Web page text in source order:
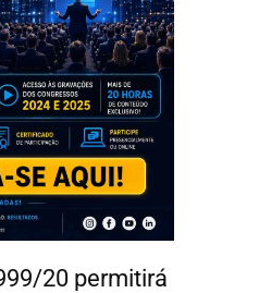
20 permitirá